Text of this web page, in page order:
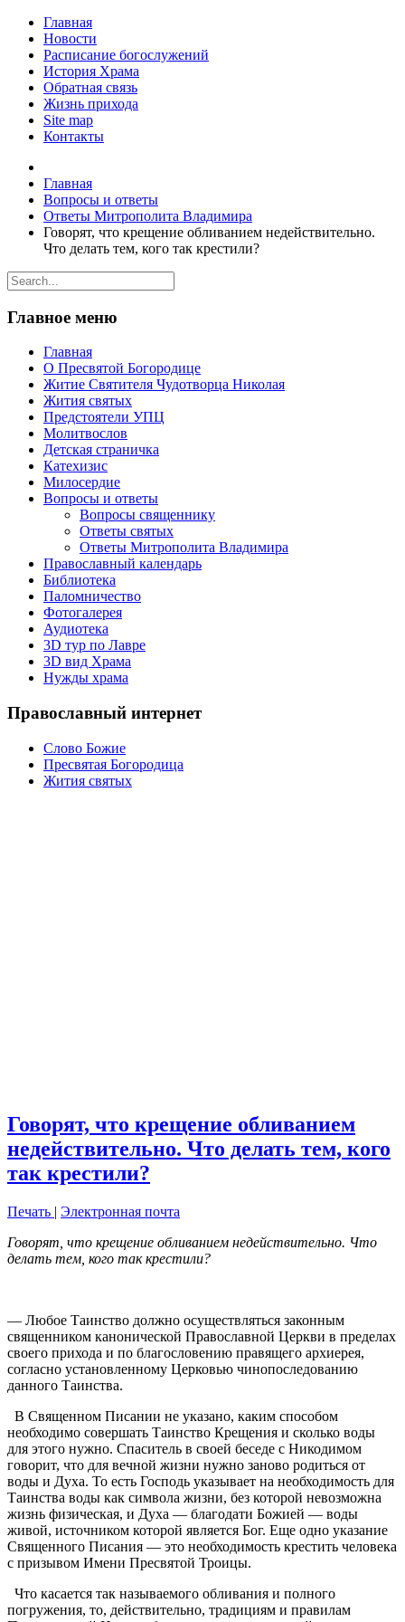
Главная
Новости
Расписание богослужений
История Храма
Обратная связь
Жизнь прихода
Site map
Контакты
Главная
Вопросы и ответы
Ответы Митрополита Владимира
Говорят, что крещение обливанием недействительно.
Что делать тем, кого так крестили?
Главное меню
Главная
О Пресвятой Богородице
Житие Святителя Чудотворца Николая
Жития святых
Предстоятели УПЦ
Молитвослов
Детская страничка
Катехизис
Милосердие
Вопросы и ответы
Вопросы священнику
Ответы святых
Ответы Митрополита Владимира
Православный календарь
Библиотека
Паломничество
Фотогалерея
Аудиотека
3D тур по Лавре
3D вид Храма
Нужды храма
Православный интернет
Слово Божие
Пресвятая Богородица
Жития святых
Говорят, что крещение обливанием
недействительно. Что делать тем, кого
так крестили?
Печать | Электронная почта
Говорят, что крещение обливанием недействительно. Что
делать тем, кого так крестили?
— Любое Таинство должно осуществляться законным
священником канонической Православной Церкви в пределах
своего прихода и по благословению правящего архиерея,
согласно установленному Церковью чинопоследованию
данного Таинства.
В Священном Писании не указано, каким способом
необходимо совершать Таинство Крещения и сколько воды
для этого нужно. Спаситель в своей беседе с Никодимом
говорит, что для вечной жизни нужно заново родиться от
воды и Духа. То есть Господь указывает на необходимость для
Таинства воды как символа жизни, без которой невозможна
жизнь физическая, и Духа — благодати Божией — воды
живой, источником которой является Бог. Еще одно указание
Священного Писания — это необходимость крестить человека
с призывом Имени Пресвятой Троицы.
Что касается так называемого обливания и полного
погружения, то, действительно, традициям и правилам